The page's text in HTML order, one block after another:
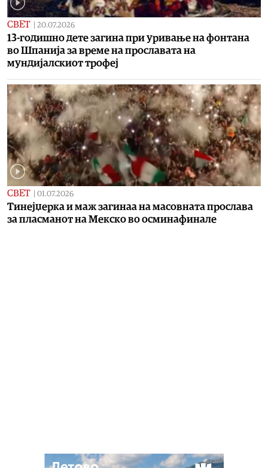
СВЕТ 20.07.2026
13-годишно дете загина при уривање на фонтана
во Шпанија за време на прославата на
мундијалскиот трофеј
СВЕТ 01.07.2026
Тинејџерка и маж загинаа на масовната прослава
за пласманот на Мекско во осминафинале